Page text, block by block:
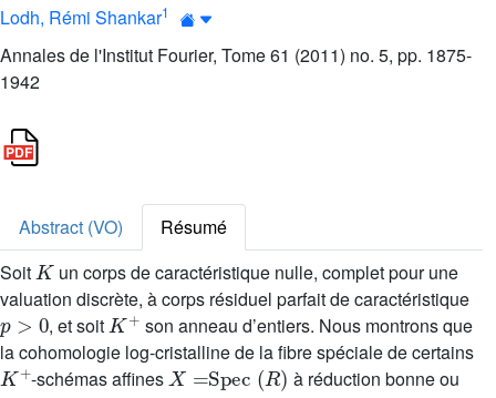
Lodh, Rémi Shankar1
Annales de l'Institut Fourier, Tome 61 (2011) no. 5, pp. 1875-
1942
Abstract (VO)
Résumé
Soit
K
un corps de caractéristique nulle, complet pour une
valuation discrète, à corps résiduel parfait de caractéristique
p>0
, et soit
K+
son anneau d’entiers. Nous montrons que
la cohomologie log-cristalline de la fibre spéciale de certains
K+
-schémas affines
X=Spec(R)
à réduction bonne ou